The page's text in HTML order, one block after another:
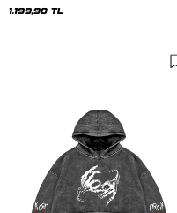
1.199,90 TL